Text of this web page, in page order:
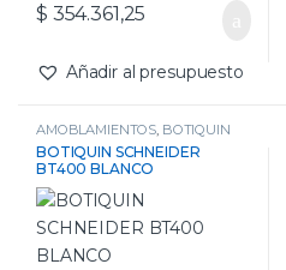
$ 354.361,25
Añadir al presupuesto
AMOBLAMIENTOS, BOTIQUIN
BOTIQUIN SCHNEIDER
BT400 BLANCO